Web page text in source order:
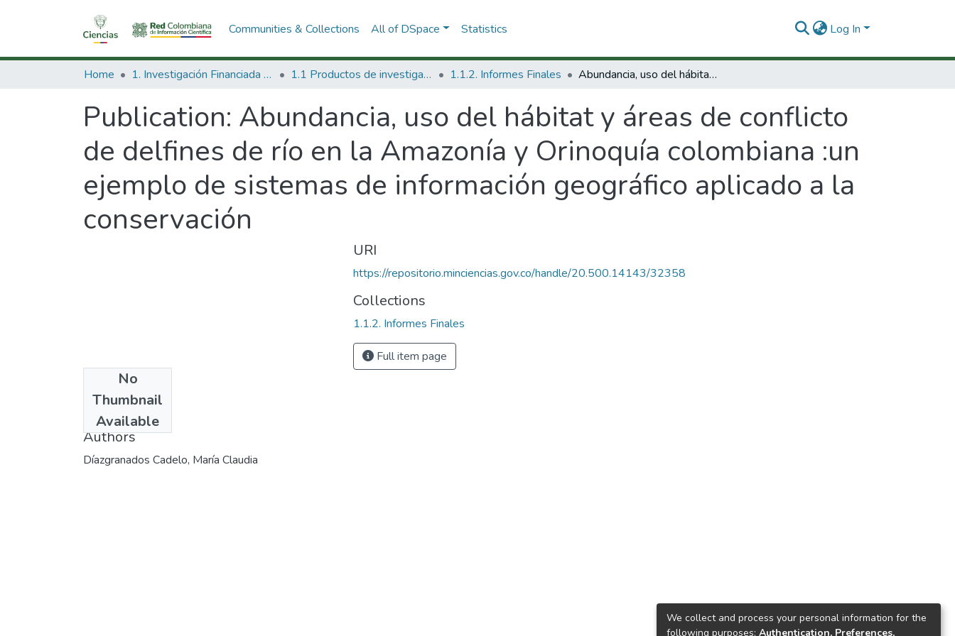
Communities & Collections All of DSpace Statistics Log In
Home 1. Investigación Financiada con Recursos Públicos 1.1 Productos de investigación 1.1.2. Informes Finales Abundancia, uso del hábitat y áreas de conflicto de delfines de río en la Amazonía y Orinoquía colombiana :un ejemplo de sistemas de información geográfico aplicado a la conservación
Publication: Abundancia, uso del hábitat y áreas de conflicto
de delfines de río en la Amazonía y Orinoquía colombiana :un
ejemplo de sistemas de información geográfico aplicado a la
conservación
No
Thumbnail
Available
2002
Authors
Díazgranados Cadelo, María Claudia
URI
https://repositorio.minciencias.gov.co/handle/20.500.14143/32358
Collections
1.1.2. Informes Finales
Full item page
We collect and process your personal information for the
following purposes: Authentication, Preferences,